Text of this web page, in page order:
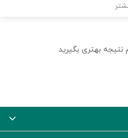
نتیجه بهتری بگیرید